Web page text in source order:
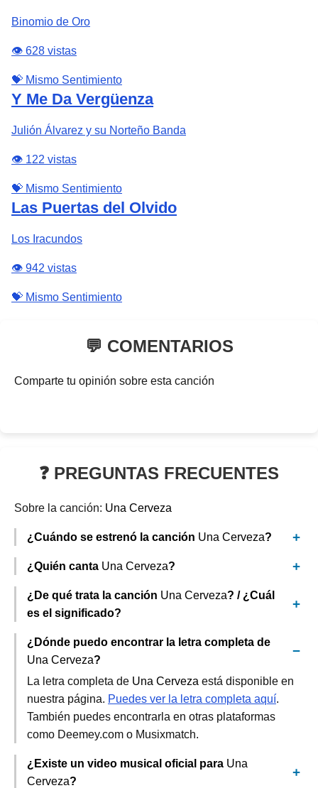
Binomio de Oro
👁️ 628 vistas
💝 Mismo Sentimiento
Y Me Da Vergüenza
Julión Álvarez y su Norteño Banda
👁️ 122 vistas
💝 Mismo Sentimiento
Las Puertas del Olvido
Los Iracundos
👁️ 942 vistas
💝 Mismo Sentimiento
💬 COMENTARIOS
Comparte tu opinión sobre esta canción
❓ PREGUNTAS FRECUENTES
Sobre la canción: Una Cerveza
¿Cuándo se estrenó la canción Una Cerveza?
¿Quién canta Una Cerveza?
¿De qué trata la canción Una Cerveza? / ¿Cuál
es el significado?
¿Dónde puedo encontrar la letra completa de
Una Cerveza?
La letra completa de Una Cerveza está disponible en
nuestra página. Puedes ver la letra completa aquí.
También puedes encontrarla en otras plataformas
como Deemey.com o Musixmatch.
¿Existe un video musical oficial para Una
Cerveza?